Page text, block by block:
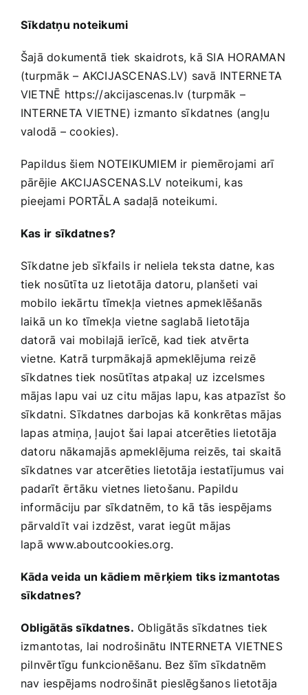
Sīkdatņu noteikumi
Šajā dokumentā tiek skaidrots, kā SIA HORAMAN
(turpmāk – AKCIJASCENAS.LV) savā INTERNETA
VIETNĒ https://akcijascenas.lv (turpmāk –
INTERNETA VIETNE) izmanto sīkdatnes (angļu
valodā – cookies).
Papildus šiem NOTEIKUMIEM ir piemērojami arī
pārējie AKCIJASCENAS.LV noteikumi, kas
pieejami PORTĀLA sadaļā noteikumi.
Kas ir sīkdatnes?
Sīkdatne jeb sīkfails ir neliela teksta datne, kas
tiek nosūtīta uz lietotāja datoru, planšeti vai
mobilo iekārtu tīmekļa vietnes apmeklēšanās
laikā un ko tīmekļa vietne saglabā lietotāja
datorā vai mobilajā ierīcē, kad tiek atvērta
vietne. Katrā turpmākajā apmeklējuma reizē
sīkdatnes tiek nosūtītas atpakaļ uz izcelsmes
mājas lapu vai uz citu mājas lapu, kas atpazīst šo
sīkdatni. Sīkdatnes darbojas kā konkrētas mājas
lapas atmiņa, ļaujot šai lapai atcerēties lietotāja
datoru nākamajās apmeklējuma reizēs, tai skaitā
sīkdatnes var atcerēties lietotāja iestatījumus vai
padarīt ērtāku vietnes lietošanu. Papildu
informāciju par sīkdatnēm, to kā tās iespējams
pārvaldīt vai izdzēst, varat iegūt mājas
lapāwww.aboutcookies.org.
Kāda veida un kādiem mērķiem tiks izmantotas
sīkdatnes?
Obligātās sīkdatnes. Obligātās sīkdatnes tiek
izmantotas, lai nodrošinātu INTERNETA VIETNES
pilnvērtīgu funkcionēšanu. Bez šīm sīkdatnēm
nav iespējams nodrošināt pieslēgšanos lietotāja